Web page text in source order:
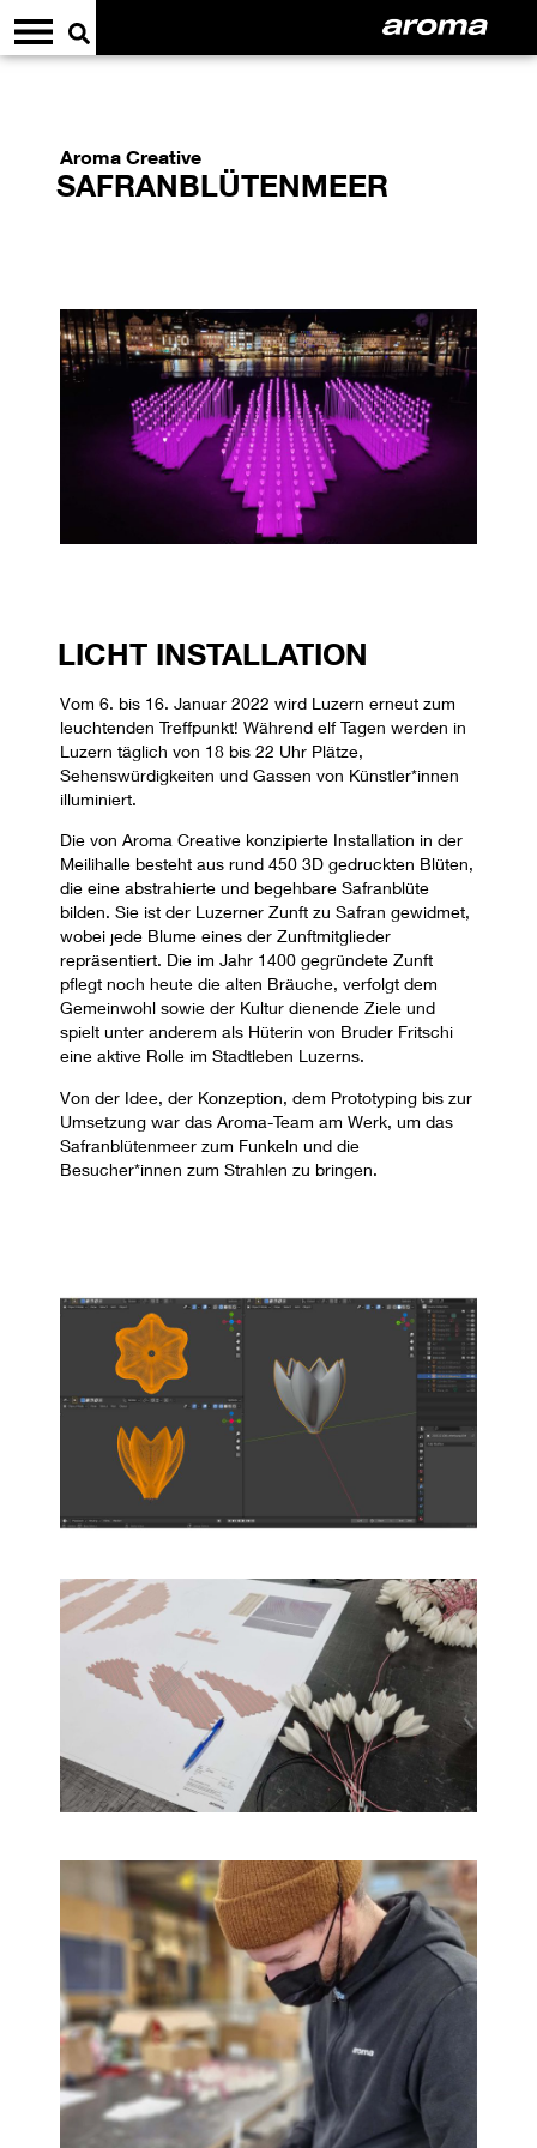
Aroma Creative
SAFRANBLÜTENMEER
LICHT INSTALLATION
Vom 6. bis 16. Januar 2022 wird Luzern erneut zum
leuchtenden Treffpunkt! Während elf Tagen werden in
Luzern täglich von 18 bis 22 Uhr Plätze,
Sehenswürdigkeiten und Gassen von Künstler*innen
illuminiert.
Die von Aroma Creative konzipierte Installation in der
Meilihalle besteht aus rund 450 3D gedruckten Blüten,
die eine abstrahierte und begehbare Safranblüte
bilden. Sie ist der Luzerner Zunft zu Safran gewidmet,
wobei jede Blume eines der Zunftmitglieder
repräsentiert. Die im Jahr 1400 gegründete Zunft
pflegt noch heute die alten Bräuche, verfolgt dem
Gemeinwohl sowie der Kultur dienende Ziele und
spielt unter anderem als Hüterin von Bruder Fritschi
eine aktive Rolle im Stadtleben Luzerns.
Von der Idee, der Konzeption, dem Prototyping bis zur
Umsetzung war das Aroma-Team am Werk, um das
Safranblütenmeer zum Funkeln und die
Besucher*innen zum Strahlen zu bringen.